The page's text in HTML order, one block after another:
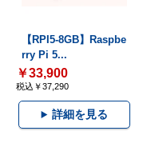
【RPI5-8GB】Raspbe
rry Pi 5...
￥33,900
税込￥37,290
詳細を見る